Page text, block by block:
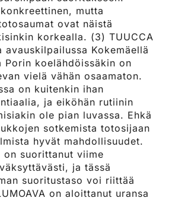
mutta
ovat näistä
korkealla. (3) TUUCCA
avauskilpailussa Kokemäellä
Porin koelähdöissäkin on
vielä vähän osaamaton.
on kuitenkin ihan
ja eiköhän rutiinin
ole pian luvassa. Ehkä
sotkemista totosijaan
hyvät mahdollisuudet.
on suorittanut viime
ja tässä
suoritustaso voi riittää
on aloittanut uransa